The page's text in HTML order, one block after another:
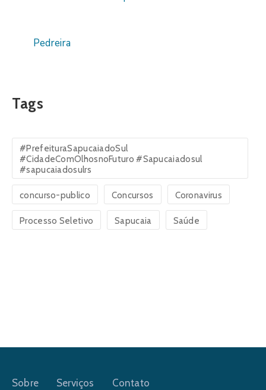
Pedreira
Tags
#PrefeituraSapucaiadoSul
#CidadeComOlhosnoFuturo #Sapucaiadosul
#sapucaiadosulrs
concurso-publico Concursos Coronavirus
Processo Seletivo Sapucaia Saúde
Sobre Serviços Contato